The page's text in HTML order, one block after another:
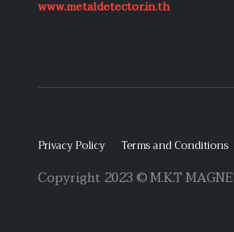
www.metaldetector.in.th
Privacy Policy Terms and Conditions
Copyright 2023 © M.K.T